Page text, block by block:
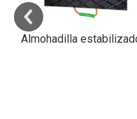
Almohadilla